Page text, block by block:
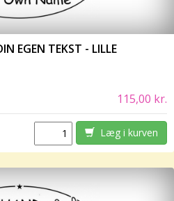
EGEN TEKST - LILLE
115,00 kr.
Læg i kurven